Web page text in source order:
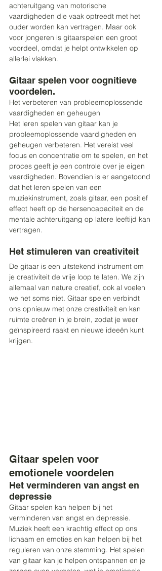
achteruitgang van motorische
vaardigheden die vaak optreedt met het
ouder worden kan vertragen. Maar ook
voor jongeren is gitaarspelen een groot
voordeel, omdat je helpt ontwikkelen op
allerlei vlakken.
Gitaar spelen voor cognitieve
voordelen.
Het verbeteren van probleemoplossende
vaardigheden en geheugen
Het leren spelen van gitaar kan je
probleemoplossende vaardigheden en
geheugen verbeteren. Het vereist veel
focus en concentratie om te spelen, en het
proces geeft je een controle over je eigen
vaardigheden. Bovendien is er aangetoond
dat het leren spelen van een
muziekinstrument, zoals gitaar, een positief
effect heeft op de hersencapaciteit en de
mentale achteruitgang op latere leeftijd kan
vertragen.
Het stimuleren van creativiteit
De gitaar is een uitstekend instrument om
je creativiteit de vrije loop te laten. We zijn
allemaal van nature creatief, ook al voelen
we het soms niet. Gitaar spelen verbindt
ons opnieuw met onze creativiteit en kan
ruimte creëren in je brein, zodat je weer
geïnspireerd raakt en nieuwe ideeën kunt
krijgen.
Gitaar spelen voor
emotionele voordelen
Het verminderen van angst en
depressie
Gitaar spelen kan helpen bij het
verminderen van angst en depressie.
Muziek heeft een krachtig effect op ons
lichaam en emoties en kan helpen bij het
reguleren van onze stemming. Het spelen
van gitaar kan je helpen ontspannen en je